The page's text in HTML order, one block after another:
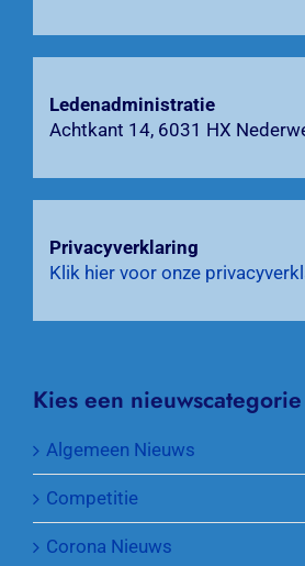
Ledenadministratie
Achtkant 14, 6031 HX
Privacyverklaring
Klik hier voor onze
Kies een nieuwscategorie
Algemeen Nieuws
Competitie
Corona Nieuws